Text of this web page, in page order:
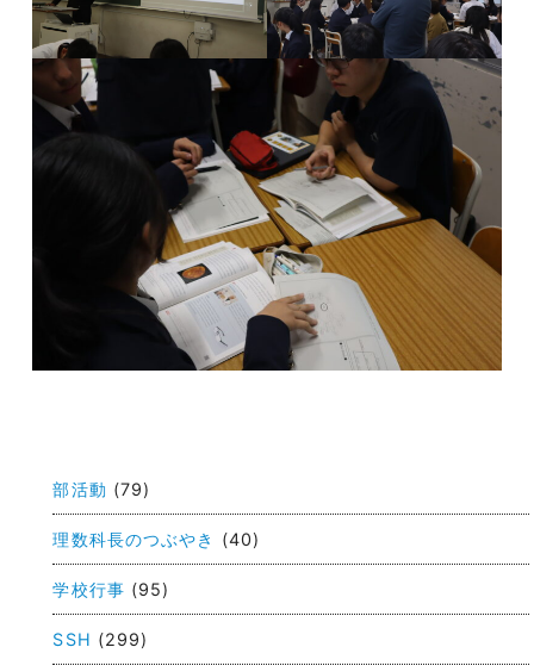
ナ
ビ
ゲ
ー
シ
部活動 (79)
理数科長のつぶやき (40)
学校行事 (95)
SSH (299)